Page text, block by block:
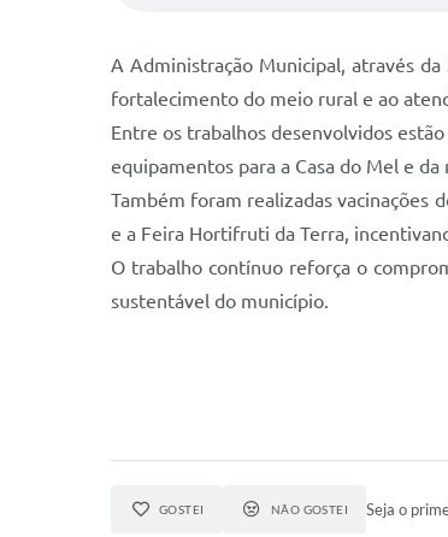
A Administração Municipal, através
fortalecimento do meio rural e ao
Entre os trabalhos desenvolvidos
equipamentos para a Casa do Mel e
Também foram realizadas vacinações
e a Feira Hortifruti da Terra,
O trabalho contínuo reforça o
sustentável do município.
GOSTEI NÃO GOSTEI Seja o